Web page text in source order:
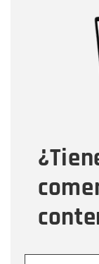
Correo
Tipo de
Mensaje